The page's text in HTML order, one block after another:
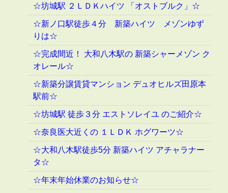
☆坊城駅 ２ＬＤＫハイツ 「オストブルク」☆
☆新ノ口駅徒歩４分 新築ハイツ メゾンゆず
りは☆
☆完成間近！ 大和八木駅の 新築シャーメゾン ク
オレール☆
☆新築分譲賃貸マンション デュオヒルズ田原本
駅前☆
☆坊城駅 徒歩３分 エストソレイユ のご紹介☆
☆奈良医大近くの １ＬＤＫ ホグワーツ☆
☆大和八木駅徒歩5分 新築ハイツ アチャラナー
タ☆
☆年末年始休業のお知らせ☆